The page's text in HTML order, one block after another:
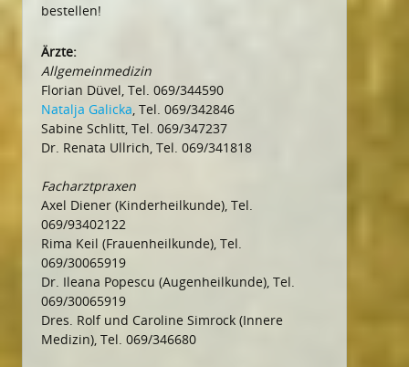
bestellen!
Ärzte:
Allgemeinmedizin
Florian Düvel, Tel. 069/344590
Natalja Galicka , Tel. 069/342846
Sabine Schlitt, Tel. 069/347237
Dr. Renata Ullrich, Tel. 069/341818
Facharztpraxen
Axel Diener (Kinderheilkunde), Tel.
069/93402122
Rima Keil (Frauenheilkunde), Tel.
069/30065919
Dr. Ileana Popescu (Augenheilkunde), Tel.
069/30065919
Dres. Rolf und Caroline Simrock (Innere
Medizin), Tel. 069/346680